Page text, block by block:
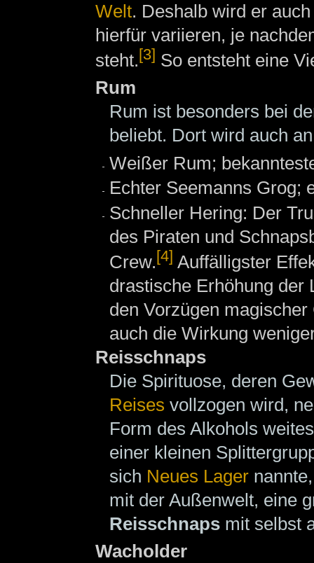
Welt. Deshalb wird er
hierfür variieren, je
steht. [3] So entsteht eine
Rum
Rum ist besonders bei
beliebt. Dort wird auch
Weißer Rum;
Echter Seemanns Grog;
Schneller Hering: Der
des Piraten und
Crew.[4] Auffälligster
drastische Erhöhung der
den Vorzügen
auch die Wirkung
Reisschnaps
Die Spirituose, deren
Reises vollzogen wird,
Form des Alkohols
einer kleinen
sich Neues Lager
mit der Außenwelt, eine
Reisschnaps mit selbst
Wacholder